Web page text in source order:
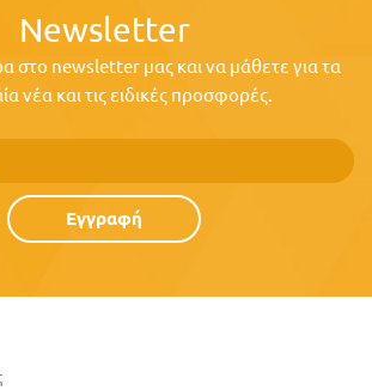
Newsletter
στο newsletter μας και να μάθετε για τα
νέα και τις ειδικές προσφορές.
Εγγραφή